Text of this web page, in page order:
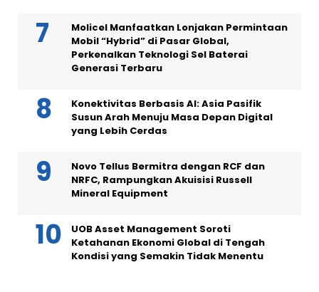
Molicel Manfaatkan Lonjakan Permintaan
Mobil “Hybrid” di Pasar Global,
Perkenalkan Teknologi Sel Baterai
Generasi Terbaru
Konektivitas Berbasis AI: Asia Pasifik
Susun Arah Menuju Masa Depan Digital
yang Lebih Cerdas
Novo Tellus Bermitra dengan RCF dan
NRFC, Rampungkan Akuisisi Russell
Mineral Equipment
UOB Asset Management Soroti
Ketahanan Ekonomi Global di Tengah
Kondisi yang Semakin Tidak Menentu